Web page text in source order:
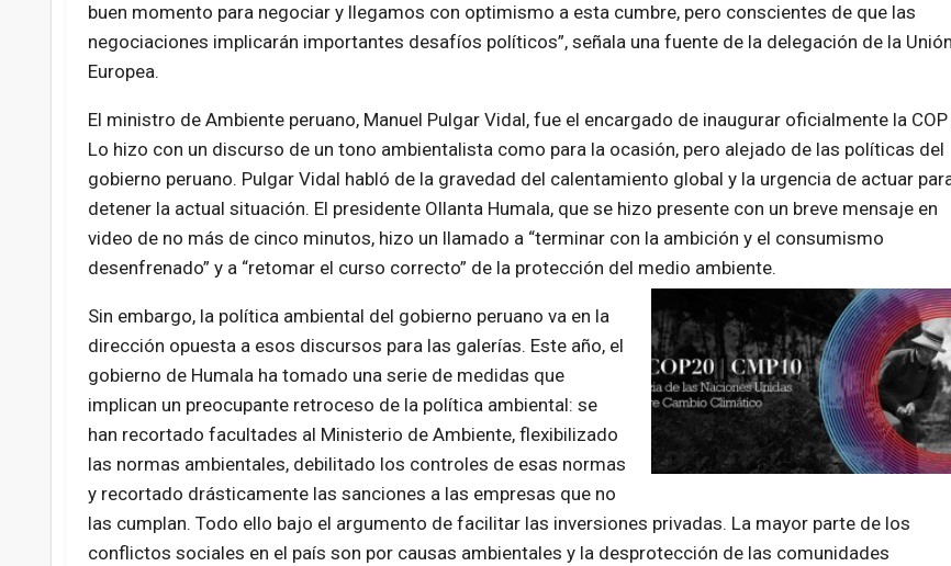
buen momento para negociar y llegamos con optimismo a esta cumbre, pero conscientes de que las
negociaciones implicarán importantes desafíos políticos”, señala una fuente de la delegación de la Unión
Europea.
El ministro de Ambiente peruano, Manuel Pulgar Vidal, fue el encargado de inaugurar oficialmente la COP
Lo hizo con un discurso de un tono ambientalista como para la ocasión, pero alejado de las políticas del
gobierno peruano. Pulgar Vidal habló de la gravedad del calentamiento global y la urgencia de actuar
detener la actual situación. El presidente Ollanta Humala, que se hizo presente con un breve mensaje en
video de no más de cinco minutos, hizo un llamado a “terminar con la ambición y el consumismo
desenfrenado” y a “retomar el curso correcto” de la protección del medio ambiente.
Sin embargo, la política ambiental del gobierno peruano va en la
dirección opuesta a esos discursos para las galerías. Este año, el
gobierno de Humala ha tomado una serie de medidas que
implican un preocupante retroceso de la política ambiental: se
han recortado facultades al Ministerio de Ambiente, flexibilizado
las normas ambientales, debilitado los controles de esas normas
y recortado drásticamente las sanciones a las empresas que no
las cumplan. Todo ello bajo el argumento de facilitar las inversiones privadas. La mayor parte de los
conflictos sociales en el país son por causas ambientales y la desprotección de las comunidades